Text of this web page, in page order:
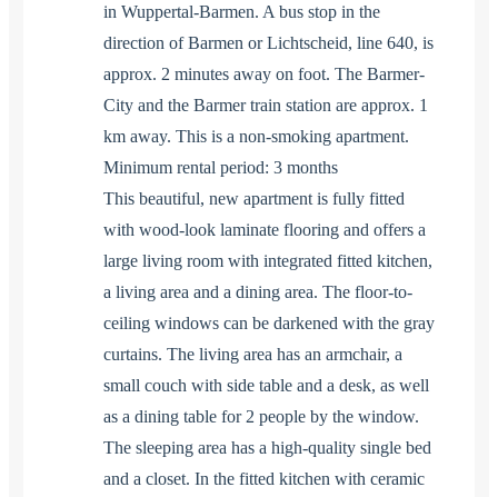
in Wuppertal-Barmen. A bus stop in the
direction of Barmen or Lichtscheid, line 640, is
approx. 2 minutes away on foot. The Barmer-
City and the Barmer train station are approx. 1
km away. This is a non-smoking apartment.
Minimum rental period: 3 months
This beautiful, new apartment is fully fitted
with wood-look laminate flooring and offers a
large living room with integrated fitted kitchen,
a living area and a dining area. The floor-to-
ceiling windows can be darkened with the gray
curtains. The living area has an armchair, a
small couch with side table and a desk, as well
as a dining table for 2 people by the window.
The sleeping area has a high-quality single bed
and a closet. In the fitted kitchen with ceramic